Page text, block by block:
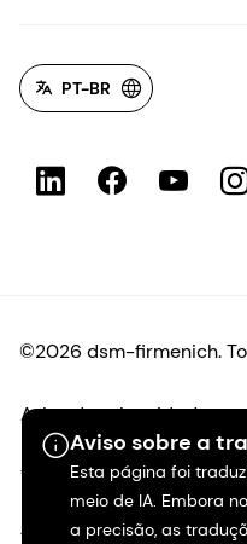
Aviso sobre a
Esta página foi
meio de IA. Embora
a precisão, as
PT-BR
©2026 dsm-firmenich.
Aviso de privacidade
Termos de uso